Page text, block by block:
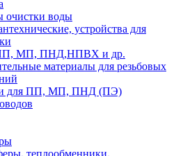
очистки воды
устройства для
МП, ПНД,НПВХ и др.
материалы для резьбовых
для ПП, МП, ПНД (ПЭ)
теплообменники,